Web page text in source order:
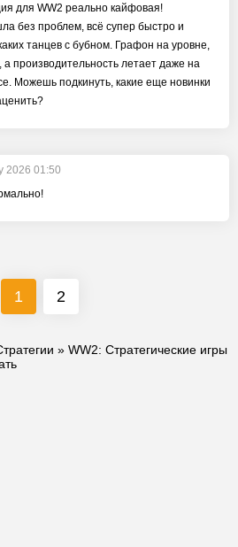
для WW2 реально кайфовая!
без проблем, всё супер быстро и
танцев с бубном. Графон на уровне,
а производительность летает даже на
Можешь подкинуть, какие еще новинки
2026 01:50
1 2
» WW2: Стратегические игры